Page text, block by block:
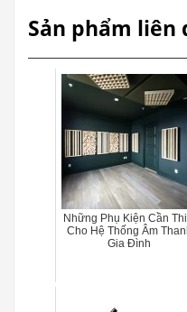
Sản phẩm liên
Những Phụ Kiện Cần
Cho Hệ Thống Âm
Gia Đình